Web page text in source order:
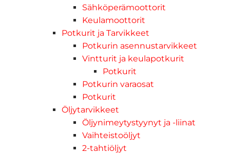
Sähköperämoottorit
Keulamoottorit
Potkurit ja Tarvikkeet
Potkurin asennustarvikkeet
Vintturit ja keulapotkurit
Potkurit
Potkurin varaosat
Potkurit
Öljytarvikkeet
Öljynimeytystyynyt ja -liinat
Vaihteistoöljyt
2-tahtiöljyt